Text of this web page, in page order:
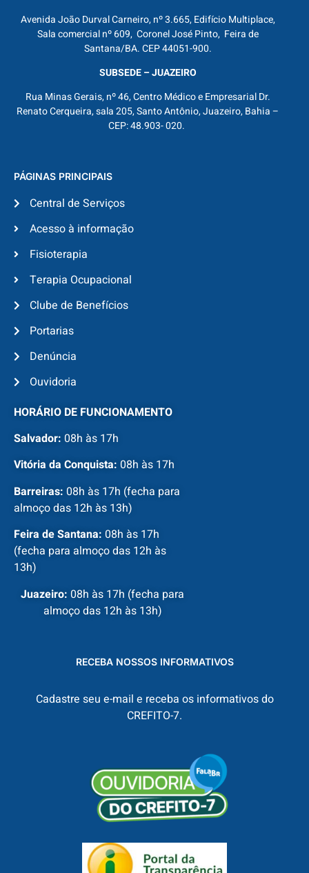
Avenida João Durval Carneiro, nº 3.665, Edifício Multiplace,
Sala comercial nº 609, Coronel José Pinto, Feira de
Santana/BA. CEP 44051-900.
SUBSEDE – JUAZEIRO
Rua Minas Gerais, nº 46, Centro Médico e Empresarial Dr.
Renato Cerqueira, sala 205, Santo Antônio, Juazeiro, Bahia –
CEP: 48.903- 020.
PÁGINAS PRINCIPAIS
Central de Serviços
Acesso à informação
Fisioterapia
Terapia Ocupacional
Clube de Benefícios
Portarias
Denúncia
Ouvidoria
HORÁRIO DE FUNCIONAMENTO
Salvador: 08h às 17h
Vitória da Conquista: 08h às 17h
Barreiras: 08h às 17h (fecha para
almoço das 12h às 13h)
Feira de Santana: 08h às 17h
(fecha para almoço das 12h às
13h)
Juazeiro: 08h às 17h (fecha para
almoço das 12h às 13h)
RECEBA NOSSOS INFORMATIVOS
Cadastre seu e-mail e receba os informativos do
CREFITO-7.